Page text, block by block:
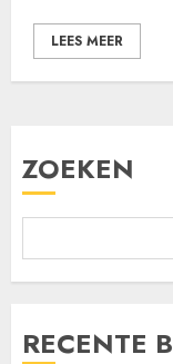
LEES MEER
ZOEKEN
RECENTE